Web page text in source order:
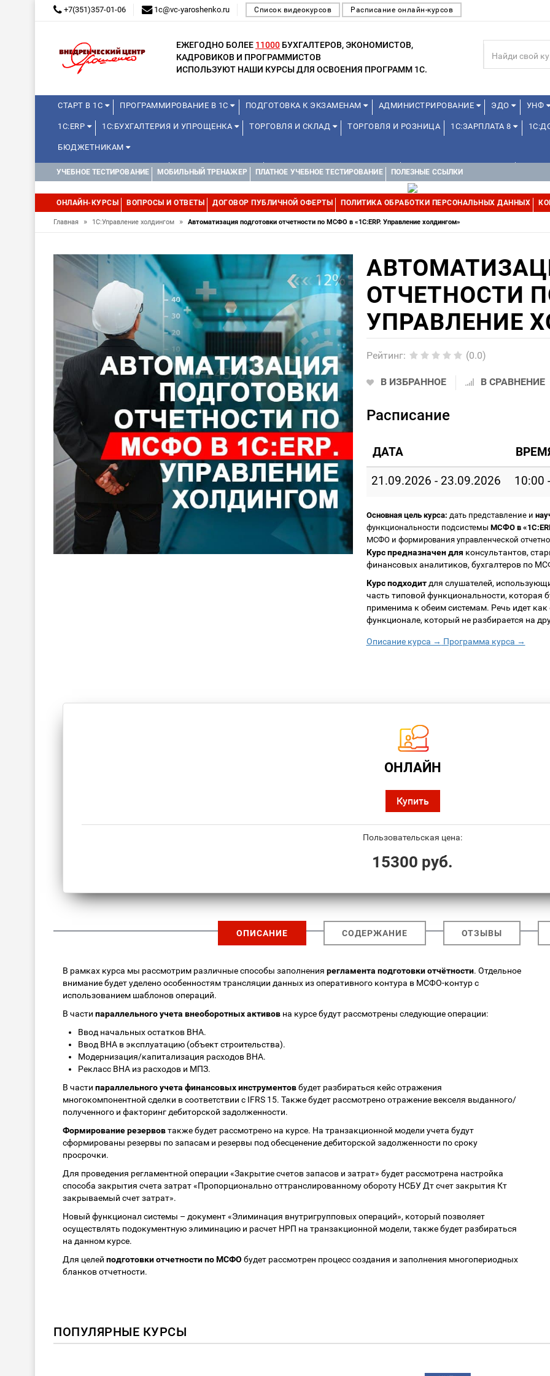
+7(351)357-01-06 1c@vc-yaroshenko.ru Список видеокурсов Расписание онлайн-курсов
ЕЖЕГОДНО БОЛЕЕ 11000 БУХГАЛТЕРОВ, ЭКОНОМИСТОВ,
КАДРОВИКОВ И ПРОГРАММИСТОВ
ИСПОЛЬЗУЮТ НАШИ КУРСЫ ДЛЯ ОСВОЕНИЯ ПРОГРАММ 1С.
СТАРТ В 1С ПРОГРАММИРОВАНИЕ В 1С ПОДГОТОВКА К ЭКЗАМЕНАМ АДМИНИСТРИРОВАНИЕ ЭДО УНФ
1С:ERP 1С:БУХГАЛТЕРИЯ И УПРОЩЕНКА ТОРГОВЛЯ И СКЛАД ТОРГОВЛЯ И РОЗНИЦА 1С:ЗАРПЛАТА 8
БЮДЖЕТНИКАМ
КУРСЫ ДЛЯ ШКОЛЬНИКОВ ДЛЯ ШКОЛЬНИКОВ 1С:УПРАВЛЕНИЕ ХОЛДИНГОМ УПРАВЛЕНИЕ ПРОЕКТАМИ
УЧЕБНОЕ ТЕСТИРОВАНИЕ МОБИЛЬНЫЙ ТРЕНАЖЕР ПЛАТНОЕ УЧЕБНОЕ ТЕСТИРОВАНИЕ ПОЛЕЗНЫЕ ССЫЛКИ
ОНЛАЙН-КУРСЫ ВОПРОСЫ И ОТВЕТЫ ДОГОВОР ПУБЛИЧНОЙ ОФЕРТЫ ПОЛИТИКА ОБРАБОТКИ ПЕРСОНАЛЬНЫХ ДАННЫХ
Главная » 1С:Управление холдингом » Автоматизация подготовки отчетности по МСФО в «1С:ERP. Управление холдингом»
ОТЧЕТНОСТИ
УПРАВЛЕНИЕ
Рейтинг: (0.0)
В ИЗБРАННОЕ В СРАВНЕНИЕ
Расписание
ДАТА
21.09.2026 - 23.09.2026 10:00
Основная цель курса: дать представление и
функциональности подсистемы МСФО в
МСФО и формирования управленческой
Курс предназначен для консультантов,
финансовых аналитиков, бухгалтеров по
Курс подходитдля слушателей,
часть типовой функциональности, которая
применима к обеим системам. Речь идет
функционале, который не разбирается на
Описание курса → Программа курса →
ОНЛАЙН
Купить
Пользовательская цена:
15300 руб.
ОПИСАНИЕ СОДЕРЖАНИЕ ОТЗЫВЫ
В рамках курса мы рассмотрим различные способы заполнения регламента подготовки отчётности. Отдельное
внимание будет уделено особенностям трансляции данных из оперативного контура в МСФО-контур с
использованием шаблонов операций.
В части параллельного учета внеоборотных активов на курсе будут рассмотрены следующие операции:
Ввод начальных остатков ВНА.
Ввод ВНА в эксплуатацию (объект строительства).
Модернизация/капитализация расходов ВНА.
Рекласс ВНА из расходов и МПЗ.
В части параллельного учета финансовых инструментовбудет разбираться кейс отражения
многокомпонентной сделки в соответствии с IFRS 15. Также будет рассмотрено отражение векселя выданного/
полученного и факторинг дебиторской задолженности.
Формирование резервовтакже будет рассмотрено на курсе. На транзакционной модели учета будут
сформированы резервы по запасам и резервы под обесценение дебиторской задолженности по сроку
просрочки.
Для проведения регламентной операции «Закрытие счетов запасов и затрат» будет рассмотрена настройка
способа закрытия счета затрат «Пропорционально оттранслированному обороту НСБУ Дт счет закрытия Кт
закрываемый счет затрат».
Новый функционал системы – документ «Элиминация внутригрупповых операций», который позволяет
осуществлять подокументную элиминацию и расчет НРП на транзакционной модели, также будет разбираться
на данном курсе.
Для целей подготовки отчетности по МСФО будет рассмотрен процесс создания и заполнения многопериодных
бланков отчетности.
ПОПУЛЯРНЫЕ КУРСЫ